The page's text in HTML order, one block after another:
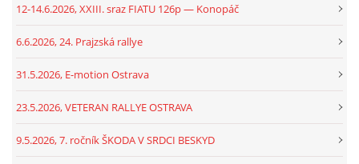
12-14.6.2026, XXIII. sraz FIATU 126p — Konopáč
6.6.2026, 24. Prajzská rallye
31.5.2026, E-motion Ostrava
23.5.2026, VETERAN RALLYE OSTRAVA
9.5.2026, 7. ročník ŠKODA V SRDCI BESKYD